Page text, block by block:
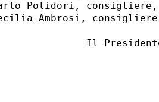
Polidori,
Ambrosi,
Il